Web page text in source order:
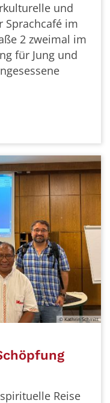
und
Sprachcafé im
2 zweimal im
für Jung und
© Kathrin Schmitt
Reise